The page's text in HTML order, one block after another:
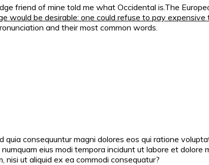
friend of mine told me what Occidental is.The
would be desirable: one could refuse to pay expensive
and their most common words.
consequuntur magni dolores eos qui ratione
eius modi tempora incidunt ut labore et dolore
nisi ut aliquid ex ea commodi consequatur?